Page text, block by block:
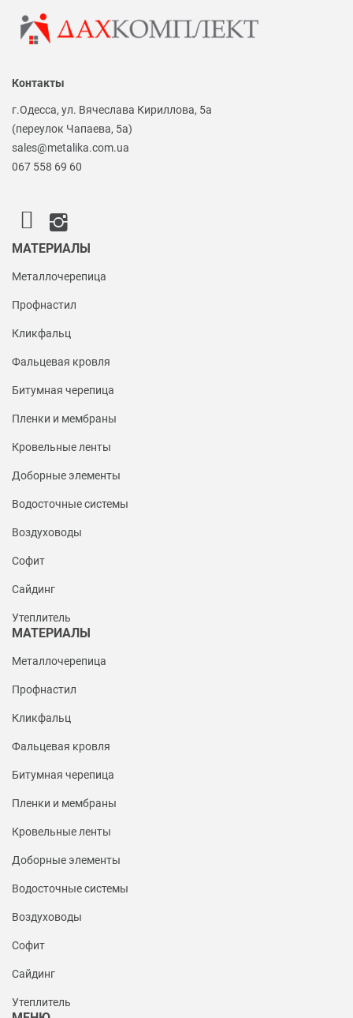
Контакты
г.Одесса, ул. Вячеслава Кириллова, 5а
(переулок Чапаева, 5а)
sales@metalika.com.ua
067 558 69 60
МАТЕРИАЛЫ
Металлочерепица
Профнастил
Кликфальц
Фальцевая кровля
Битумная черепица
Пленки и мембраны
Кровельные ленты
Доборные элементы
Водосточные системы
Воздуховоды
Софит
Сайдинг
Утеплитель
МАТЕРИАЛЫ
Металлочерепица
Профнастил
Кликфальц
Фальцевая кровля
Битумная черепица
Пленки и мембраны
Кровельные ленты
Доборные элементы
Водосточные системы
Воздуховоды
Софит
Сайдинг
Утеплитель